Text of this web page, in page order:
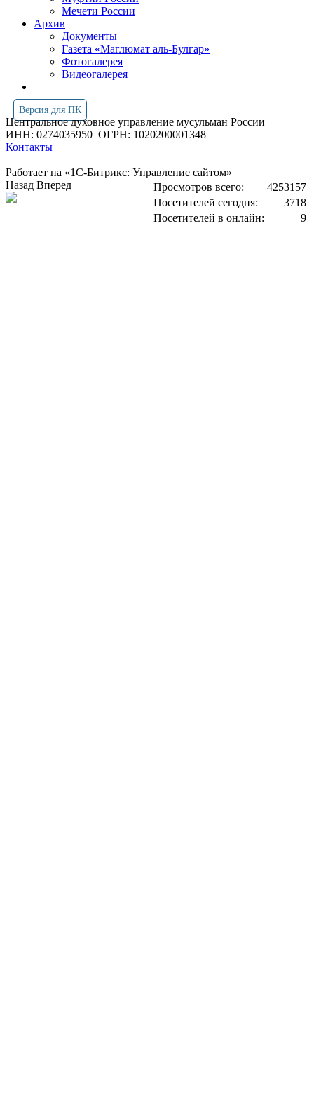
Мечети России
Архив
Документы
Газета «Маглюмат аль-Булгар»
Фотогалерея
Видеогалерея
Версия для ПК
Центральное духовное управление мусульман России
ИНН: 0274035950 ОГРН: 1020200001348
Контакты
Работает на «1С-Битрикс: Управление сайтом»
Просмотров всего:
4253157
Посетителей сегодня:
3718
Посетителей в онлайн:
9
Назад Вперед